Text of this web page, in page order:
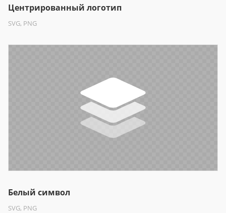
Центрированный логотип
SVG, PNG
Белый символ
SVG, PNG